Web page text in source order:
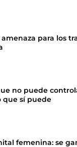
amenaza para los
no puede
que sí puede
femenina: se